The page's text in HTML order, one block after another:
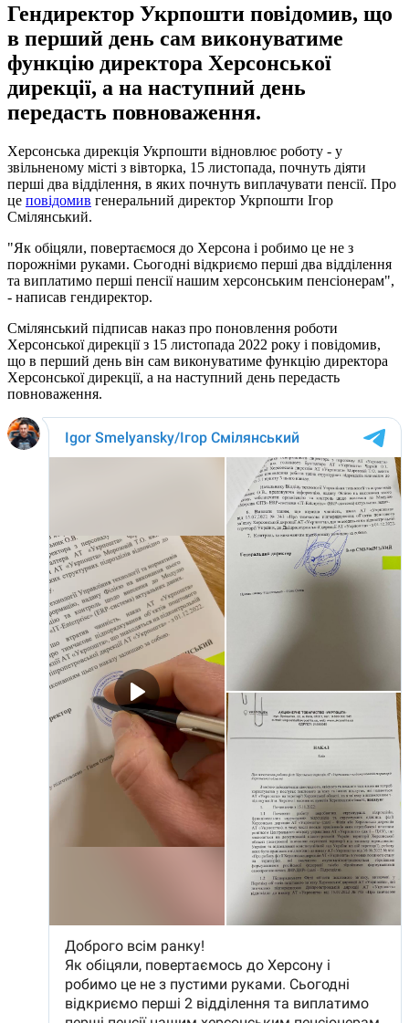
Гендиректор Укрпошти повідомив, що
в перший день сам виконуватиме
функцію директора Херсонської
дирекції, а на наступний день
передасть повноваження.
Херсонська дирекція Укрпошти відновлює роботу - у
звільненому місті з вівторка, 15 листопада, почнуть діяти
перші два відділення, в яких почнуть виплачувати пенсії. Про
це повідомив генеральний директор Укрпошти Ігор
Смілянський.
"Як обіцяли, повертаємося до Херсона і робимо це не з
порожніми руками. Сьогодні відкриємо перші два відділення
та виплатимо перші пенсії нашим херсонським пенсіонерам",
- написав гендиректор.
Смілянський підписав наказ про поновлення роботи
Херсонської дирекції з 15 листопада 2022 року і повідомив,
що в перший день він сам виконуватиме функцію директора
Херсонської дирекції, а на наступний день передасть
повноваження.